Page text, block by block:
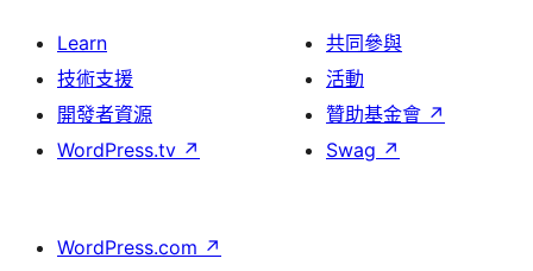
Learn
技術支援
開發者資源
WordPress.tv ↗
共同參與
活動
贊助基金會 ↗
Swag ↗
WordPress.com ↗